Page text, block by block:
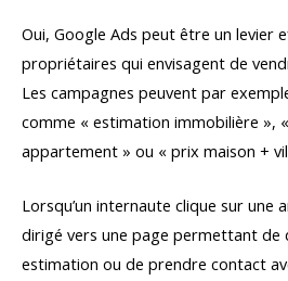
Oui, Google Ads peut être un levier
propriétaires qui envisagent de
Les campagnes peuvent par
comme « estimation immobilière »,
appartement » ou « prix maison +
Lorsqu’un internaute clique sur une
dirigé vers une page permettant de
estimation ou de prendre contact